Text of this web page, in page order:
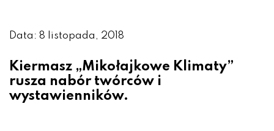
Data: 8 listopada, 2018
Kiermasz „Mikołajkowe Klimaty”
rusza nabór twórców i
wystawienników.